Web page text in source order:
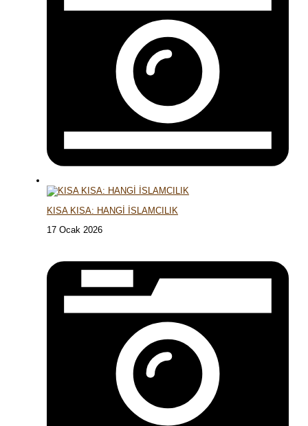
KISA KISA: HANGİ İSLAMCILIK
17 Ocak 2026